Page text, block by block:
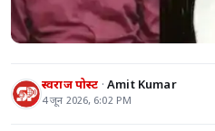
स्वराज पोस्ट Amit Kumar
4 जून 2026, 6:02 PM